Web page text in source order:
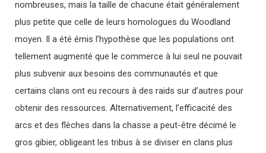
nombreuses, mais la taille de chacune était généralement
plus petite que celle de leurs homologues du Woodland
moyen. Il a été émis l’hypothèse que les populations ont
tellement augmenté que le commerce à lui seul ne pouvait
plus subvenir aux besoins des communautés et que
certains clans ont eu recours à des raids sur d’autres pour
obtenir des ressources. Alternativement, l’efficacité des
arcs et des flèches dans la chasse a peut-être décimé le
gros gibier, obligeant les tribus à se diviser en clans plus